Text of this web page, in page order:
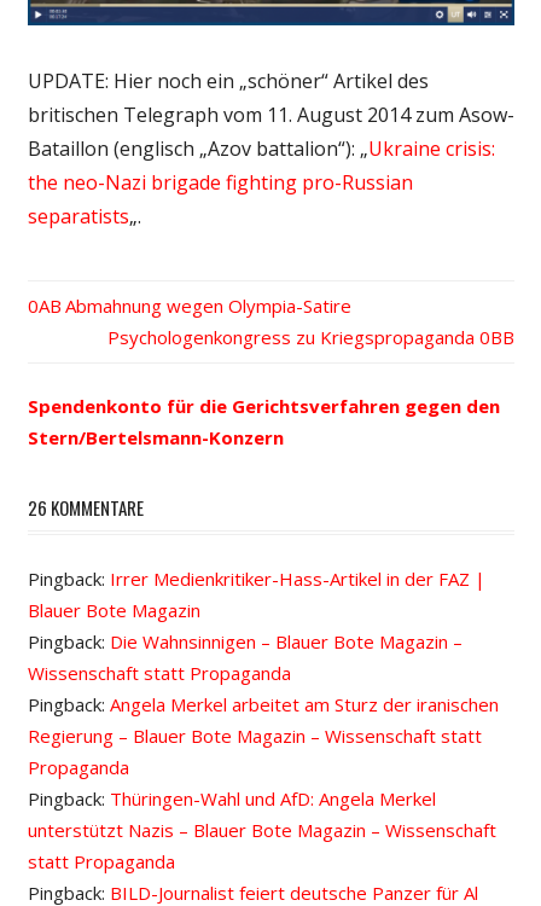
UPDATE: Hier noch ein „schöner“ Artikel des
britischen Telegraph vom 11. August 2014 zum Asow-
Bataillon (englisch „Azov battalion“): „Ukraine crisis:
the neo-Nazi brigade fighting pro-Russian
separatists„.
Beitrags-
Vorheriger
Beitrag:
Abmahnung wegen Olympia-Satire
Nächster
Psychologenkongress zu Kriegspropaganda
Spendenkonto für die Gerichtsverfahren gegen den
Stern/Bertelsmann-Konzern
26 KOMMENTARE
Pingback: Irrer Medienkritiker-Hass-Artikel in der FAZ |
Blauer Bote Magazin
Pingback: Die Wahnsinnigen – Blauer Bote Magazin –
Wissenschaft statt Propaganda
Pingback: Angela Merkel arbeitet am Sturz der iranischen
Regierung – Blauer Bote Magazin – Wissenschaft statt
Propaganda
Pingback: Thüringen-Wahl und AfD: Angela Merkel
unterstützt Nazis – Blauer Bote Magazin – Wissenschaft
statt Propaganda
Pingback: BILD-Journalist feiert deutsche Panzer für Al